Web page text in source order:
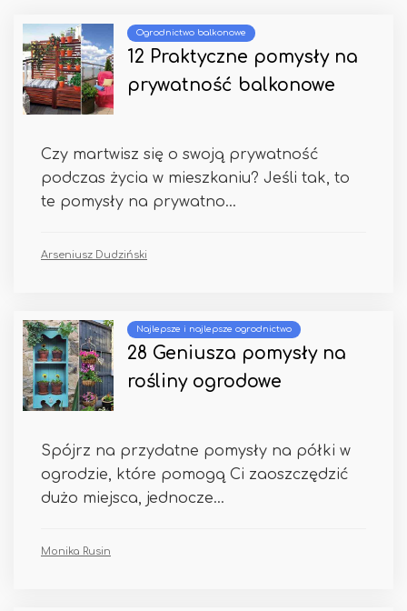
Ogrodnictwo balkonowe
12 Praktyczne pomysły na
prywatność balkonowe
Czy martwisz się o swoją prywatność
podczas życia w mieszkaniu? Jeśli tak, to
te pomysły na prywatno...
Arseniusz Dudziński
Najlepsze i najlepsze ogrodnictwo
28 Geniusza pomysły na
rośliny ogrodowe
Spójrz na przydatne pomysły na półki w
ogrodzie, które pomogą Ci zaoszczędzić
dużo miejsca, jednocze...
Monika Rusin